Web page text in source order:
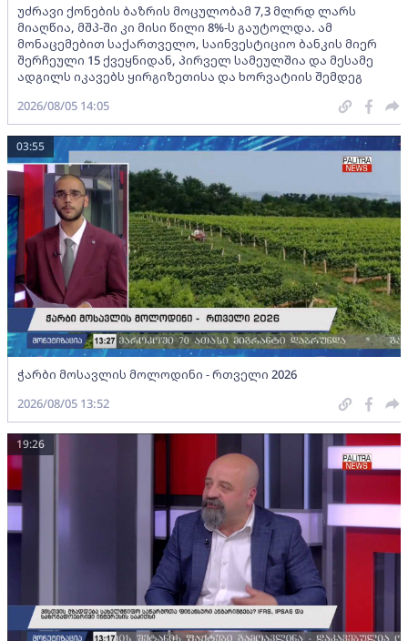
უძრავი ქონების ბაზრის მოცულობამ 7,3 მლრდ ლარს
მიაღწია, მშპ-ში კი მისი წილი 8%-ს გაუტოლდა. ამ
მონაცემებით საქართველო, საინვესტიციო ბანკის მიერ
შერჩეული 15 ქვეყნიდან, პირველ სამეულშია და მესამე
ადგილს იკავებს ყირგიზეთისა და ხორვატიის შემდეგ
2026/08/05 14:05
ჭარბი მოსავლის მოლოდინი - რთველი 2026
03:55
2026/08/05 13:52
19:26